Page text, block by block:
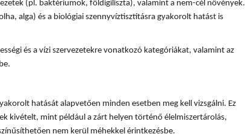
(pl. baktériumok, földigiliszta), valamint a nem-cél növények.
alga) és a biológiai szennyvíztisztításra gyakorolt hatást is
és a vízi szervezetekre vonatkozó kategóriákat, valamint az
hatását alapvetően minden esetben meg kell vizsgálni. Ez
kivételt, mint például a zárt helyen történő élelmiszertárolás,
nem kerül méhekkel érintkezésbe.